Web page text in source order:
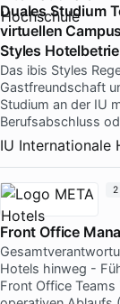
Duales Studium
virtuellen
Styles
Das ibis Styles
Gastfreundschaft
Studium an der IU
Berufsabschluss
IU Internationale
Front Office
Hotels hinweg -
Front Office
2